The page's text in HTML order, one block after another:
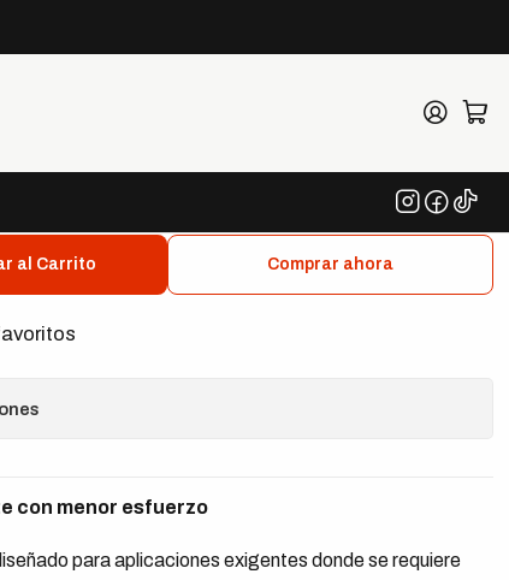
mm
160 Alicate de Corte
160 mm
al Carrito Comprar ahora
con menor esfuerzo
para aplicaciones exigentes donde se requiere